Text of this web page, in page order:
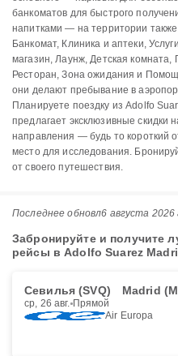
банкоматов для быстрого
напитками — на территории
Банкомат, Клиника и аптеки,
магазин, Лаунж, Детская
Ресторан, Зона ожидания и
они делают пребывание в
Планируете поездку из Adolfo
предлагает эксклюзивные
направления — будь то короткий
место для исследования.
от своего путешествия.
Последнее обновл6 августа 2026
Забронируйте и получите
рейсы в Adolfo Suarez
Севилья (SVQ) Madrid
ср, 26 авг. Прямой
Air Europa